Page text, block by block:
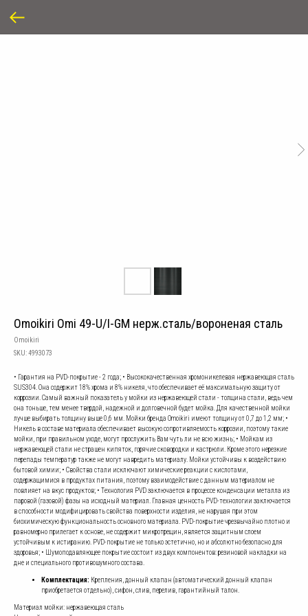
Omoikiri Omi 49-U/I-GM нерж.сталь/вороненая сталь
Omoikiri
SKU:4993073
• Гарантия на PVD-покрытие - 2 года; • Высококачественная хромоникелевая нержавеющая сталь
SUS304. Она содержит 18% хрома и 8% никеля, что обеспечивает её максимальную защиту от
коррозии. Самый важный показатель у мойки из нержавеющей стали - толщина стали, ведь чем
она тоньше, тем менее твердой, надежной и долговечной будет мойка. Для качественной мойки
лучше выбирать толщину выше 0,6 мм. Мойки бренда Omoikiri имеют толщину от 0,7 до 1,2 мм; •
Никель в составе материала обеспечивает высокую сопротивляемость коррозии, поэтому такие
мойки, при правильном уходе, могут прослужить Вам чуть ли не всю жизнь; • Мойкам из
нержавеющей стали не страшен кипяток, горячие сковородки и кастрюли. Кроме этого нерезкие
перепады температур также не могут навредить материалу. Мойки устойчивы к воздействию
бытовой химии; • Свойства стали исключают химические реакции с кислотами,
содержащимися в продуктах питания, поэтому взаимодействие с данным материалом не
повлияет на вкус продуктов; • Технология PVD заключается в процессе конденсации металла из
паровой (газовой) фазы на исходный материал. Главная ценность PVD-технологии заключается
в способности модифицировать свойства поверхности изделия, не нарушая при этом
биохимическую функциональность основного материала. PVD-покрытие чрезвычайно плотно и
равномерно прилегает к основе, не содержит микротрещин, является защитным слоем
устойчивым к истиранию. PVD-покрытие не только эстетично, но и абсолютно безопасно для
здоровья; • Шумоподавляющее покрытие состоит из двух компонентов: резиновой накладки на
дне и специального противошумного состава.
Комплектация: Крепления, донный клапан (автоматический донный клапан
приобретается отдельно), сифон, слив, перелив, гарантийный талон.
Материал мойки: нержавеющая сталь